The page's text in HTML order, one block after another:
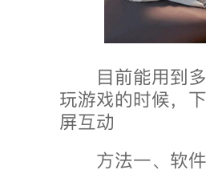
目前能用到多
玩游戏的时候，
屏互动
方法一、软件